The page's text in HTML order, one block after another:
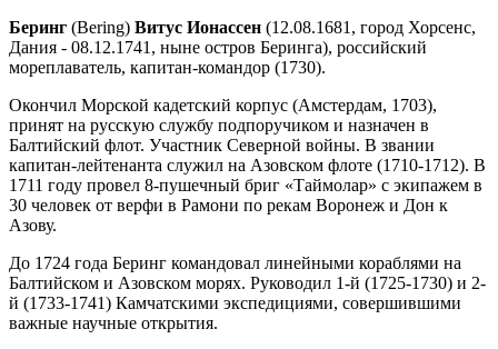
Беринг (Bering) Витус Ионассен (12.08.1681, город Хорсенс,
Дания - 08.12.1741, ныне остров Беринга), российский
мореплаватель, капитан-командор (1730).
Окончил Морской кадетский корпус (Амстердам, 1703),
принят на русскую службу подпоручиком и назначен в
Балтийский флот. Участник Северной войны. В звании
капитан-лейтенанта служил на Азовском флоте (1710-1712). В
1711 году провел 8-пушечный бриг «Таймолар» с экипажем в
30 человек от верфи в Рамони по рекам Воронеж и Дон к
Азову.
До 1724 года Беринг командовал линейными кораблями на
Балтийском и Азовском морях. Руководил 1-й (1725-1730) и 2-
й (1733-1741) Камчатскими экспедициями, совершившими
важные научные открытия.